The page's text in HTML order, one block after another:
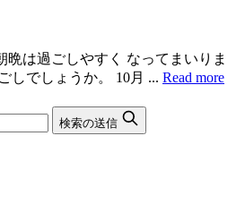
晩は過ごしやすく なってまいりま
しでしょうか。 10月 ... Read more
検索の送信